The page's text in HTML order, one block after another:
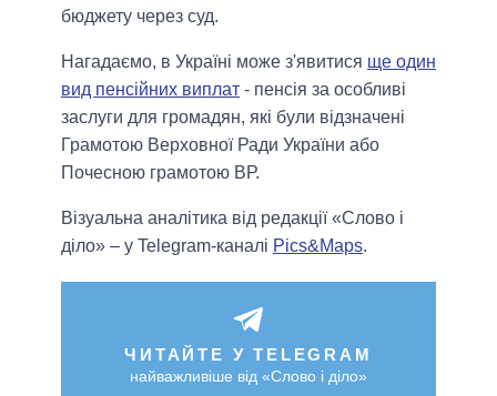
бюджету через суд.
Нагадаємо, в Україні може з'явитися ще один
вид пенсійних виплат - пенсія за особливі
заслуги для громадян, які були відзначені
Грамотою Верховної Ради України або
Почесною грамотою ВР.
Візуальна аналітика від редакції «Слово і
діло» – у Telegram-каналі Pics&Maps.
ЧИТАЙТЕ У TELEGRAM
найважливіше від «Слово і діло»